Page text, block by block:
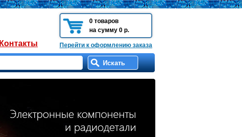
0 товаров
на сумму 0 р.
Перейти к оформлению заказа
Контакты